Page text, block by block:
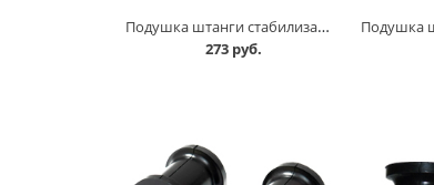
Подушка штанги стабилизатора 2180 Vesta к-т=2шт, CS-20 в Кургане
273 руб.